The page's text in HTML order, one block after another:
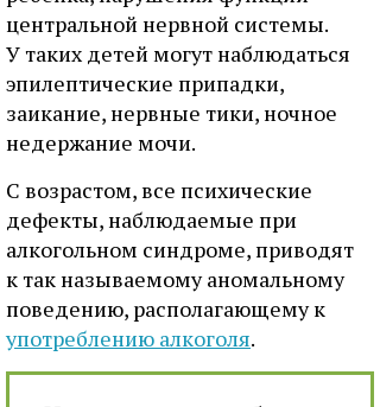
центральной нервной системы.
У таких детей могут наблюдаться
эпилептические припадки,
заикание, нервные тики, ночное
недержание мочи.
С возрастом, все психические
дефекты, наблюдаемые при
алкогольном синдроме, приводят
к так называемому аномальному
поведению, располагающему к
употреблению алкоголя.